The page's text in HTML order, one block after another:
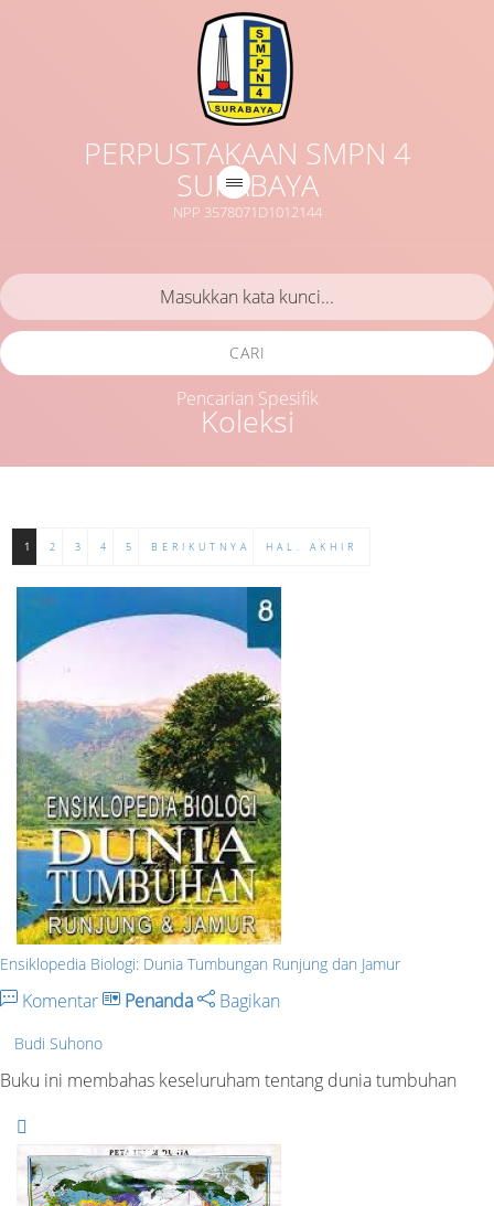
PERPUSTAKAAN SMPN 4
SURABAYA
NPP 3578071D1012144
Koleksi
CARI
Pencarian Spesifik
1 2 3 4 5 BERIKUTNYA HAL. AKHIR
Ensiklopedia Biologi: Dunia Tumbungan Runjung dan Jamur
Komentar Penanda Bagikan
Budi Suhono
Buku ini membahas keseluruham tentang dunia tumbuhan